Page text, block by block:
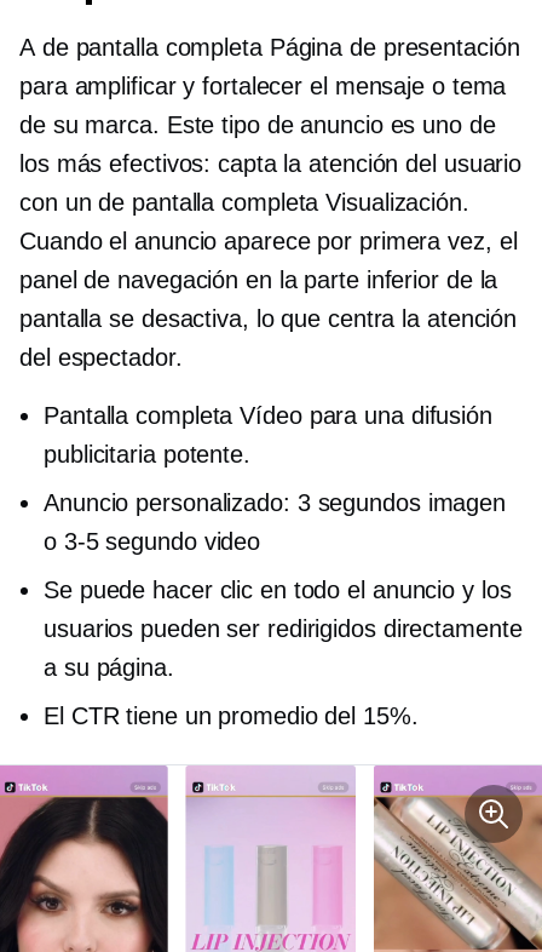
A de pantalla completaPágina de presentación
para amplificar y fortalecer el mensaje o tema
de su marca. Este tipo de anuncio es uno de
los más efectivos: capta la atención del usuario
con unde pantalla completa Visualización.
Cuando el anuncio aparece por primera vez, el
panel de navegación en la parte inferior de la
pantalla se desactiva, lo que centra la atención
del espectador.
Pantalla completa Vídeo para una difusión
publicitaria potente.
Anuncio personalizado: 3 segundosimagen
o 3-5segundo video
Se puede hacer clic en todo el anuncio y los
usuarios pueden ser redirigidos directamente
a su página.
El CTR tiene un promedio del 15%.